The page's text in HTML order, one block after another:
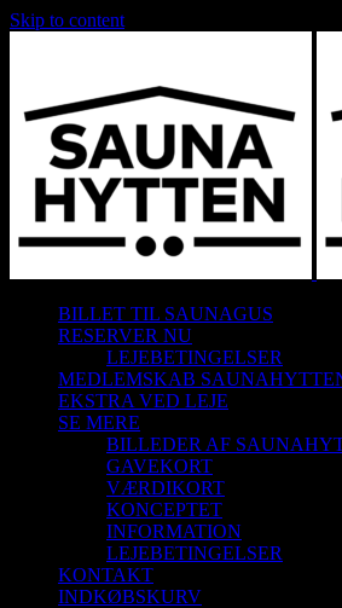
Skip to content
BILLET TIL SAUNAGUS
RESERVER NU
LEJEBETINGELSER
MEDLEMSKAB
EKSTRA VED LEJE
SE MERE
BILLEDER AF
GAVEKORT
VÆRDIKORT
KONCEPTET
INFORMATION
LEJEBETINGELSER
KONTAKT
INDKØBSKURV